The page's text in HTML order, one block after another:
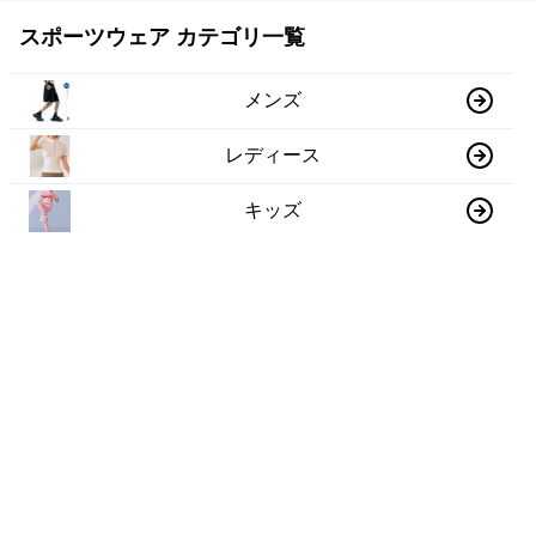
スポーツウェア カテゴリ一覧
メンズ
レディース
キッズ